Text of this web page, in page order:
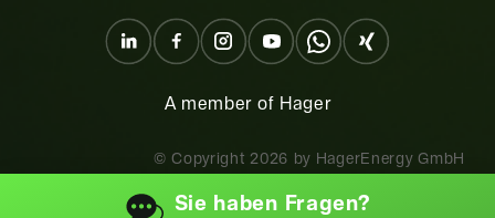
A member of Hager
© Copyright 2026 by HagerEnergy GmbH
Sie haben Fragen?